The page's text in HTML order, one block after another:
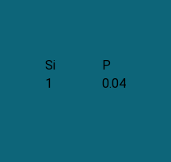
Si P
1 0.04